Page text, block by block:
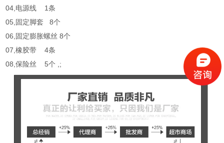
04,电源线 1条
05,固定脚套 8个
06,固定膨胀螺丝 8个
07,橡胶带 4条
08,保险丝 5个 ,;